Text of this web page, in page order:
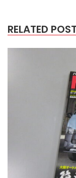
RELATED